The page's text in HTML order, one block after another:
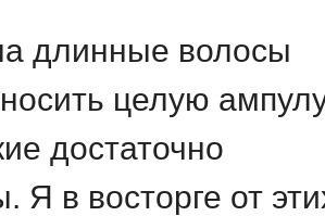
длинные волосы
целую
достаточно
Я в восторге от